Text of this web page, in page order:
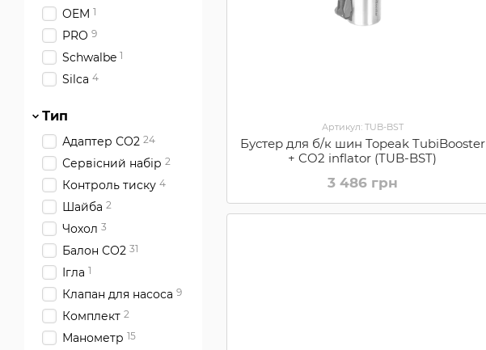
Артикул: TUB-BST
Бустер для б/к шин Topeak TubiBooster
+ CO2 inflator (TUB-BST)
3 486 грн
OEM 1
PRO 9
Schwalbe 1
Silca 4
Synpowell
Syncros 2
Topeak 10
X17 1
ZEFAL 3
Тип
Адаптер СО2 24
Сервісний набір 2
Контроль тиску 4
Шайба 2
Чохол 3
Балон СО2 31
Ігла 1
Клапан для насоса 9
Комплект 2
Манометр 15